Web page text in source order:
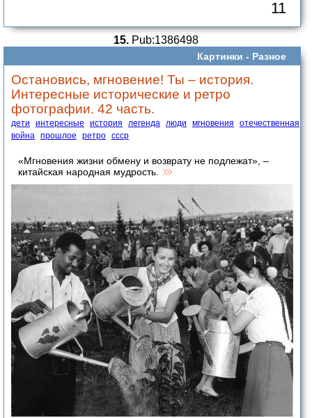
11
15. Pub:1386498
Картинки - Разное
Остановись, мгновение! Ты – история.
Интересные исторические и ретро
фотографии. 42 часть.
дети интересные история легенда люди мгновения
отечественная
война
прошлое ретро ссср
«Мгновения жизни обмену и возврату не подлежат», –
китайская народная мудрость.